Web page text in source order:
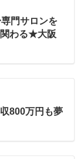
門サロンを
わる★大阪
800万円も夢